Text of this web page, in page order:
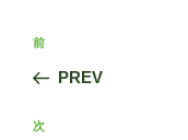
投
ナ
ビ
前
の
稿
前
PREV
次
次